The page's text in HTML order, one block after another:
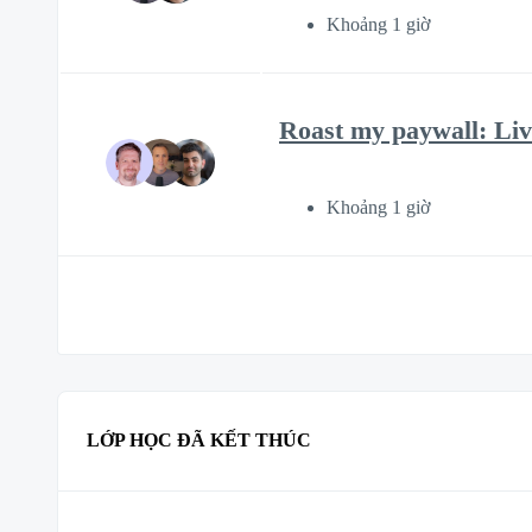
Khoảng 1 giờ
Roast my paywall:
Khoảng 1 giờ
LỚP HỌC ĐÃ KẾT THÚC